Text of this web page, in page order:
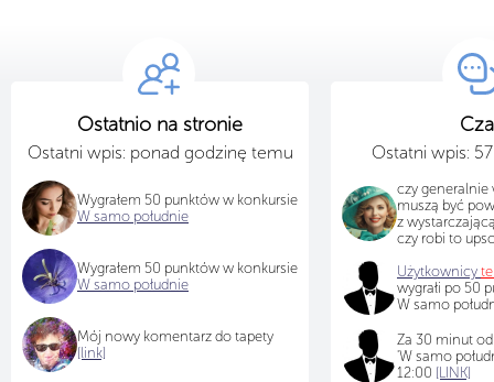
Ostatnio na stronie
Ostatni wpis: ponad godzinę temu
Wygrałem 50 punktów w konkursie
W samo południe
Wygrałem 50 punktów w konkursie
W samo południe
Mój nowy komentarz do tapety
[link]
Ostatni wpis:
czy generalnie
muszą być
z
czy robi to
Użytkownicy
wygrałi po 50
W samo
Za 30 minut
'W samo
12:00 [LINK]